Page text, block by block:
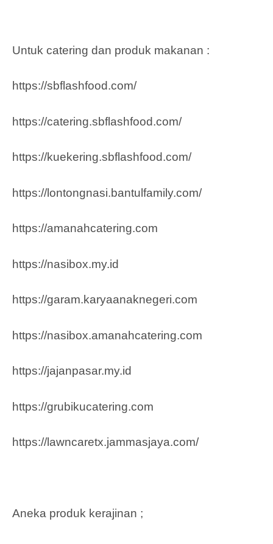
Untuk catering dan produk makanan :
https://sbflashfood.com/
https://catering.sbflashfood.com/
https://kuekering.sbflashfood.com/
https://lontongnasi.bantulfamily.com/
https://amanahcatering.com
https://nasibox.my.id
https://garam.karyaanaknegeri.com
https://nasibox.amanahcatering.com
https://jajanpasar.my.id
https://grubikucatering.com
https://lawncaretx.jammasjaya.com/
Aneka produk kerajinan ;